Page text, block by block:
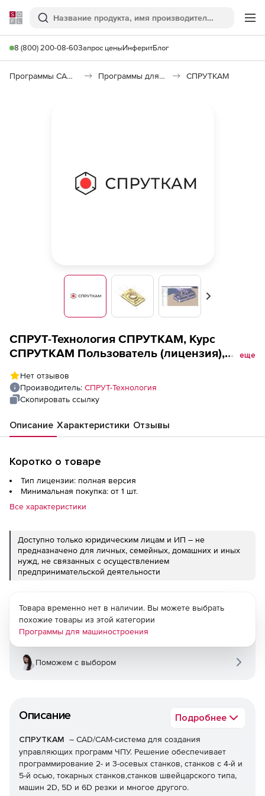
Softline
Поиск
8 (800) 200-08-60Запрос ценыИнферитБлог
Программы САПР и ГИС Программы для машиностроения СПРУТКАМ
Вперед
СПРУТ-Технология СПРУТКАМ, Курс
СПРУТКАМ Пользователь (лицензия),
Электроэрозионная, 1 чел./2 дн.
еще
Нет отзывов
Производитель: СПРУТ-Технология
Скопировать ссылку
Описание Характеристики Отзывы
Коротко о товаре
Тип лицензии: полная версия
Минимальная покупка: от 1 шт.
Все характеристики
Доступно только юридическим лицам и ИП – не
предназначено для личных, семейных, домашних и иных
нужд, не связанных с осуществлением
предпринимательской деятельности
Описание Подробнее
СПРУТКАМ – CAD/CAM-система для создания
управляющих программ ЧПУ. Решение обеспечивает
программирование 2- и 3-осевых станков, станков с 4-й и
5-й осью, токарных станков,станков швейцарского типа,
машин 2D, 5D и 6D резки и многое другого.
Товара временно нет в наличии. Вы можете выбрать
похожие товары из этой категории
Программы для машиностроения
Поможем с выбором